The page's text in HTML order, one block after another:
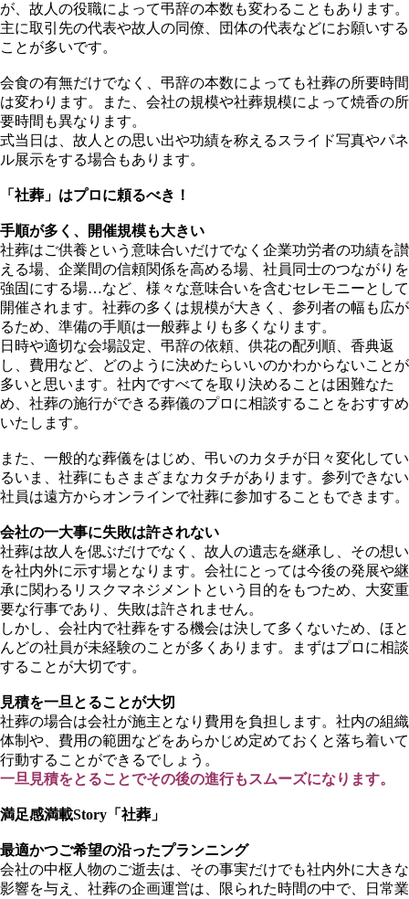
が、故人の役職によって弔辞の本数も変わることもあります。
主に取引先の代表や故人の同僚、団体の代表などにお願いする
ことが多いです。
会食の有無だけでなく、弔辞の本数によっても社葬の所要時間
は変わります。また、会社の規模や社葬規模によって焼香の所
要時間も異なります。
式当日は、故人との思い出や功績を称えるスライド写真やパネ
ル展示をする場合もあります。
「社葬」はプロに頼るべき！
手順が多く、開催規模も大きい
社葬はご供養という意味合いだけでなく企業功労者の功績を讃
える場、企業間の信頼関係を高める場、社員同士のつながりを
強固にする場…など、様々な意味合いを含むセレモニーとして
開催されます。社葬の多くは規模が大きく、参列者の幅も広が
るため、準備の手順は一般葬よりも多くなります。
日時や適切な会場設定、弔辞の依頼、供花の配列順、香典返
し、費用など、どのように決めたらいいのかわからないことが
多いと思います。社内ですべてを取り決めることは困難なた
め、社葬の施行ができる葬儀のプロに相談することをおすすめ
いたします。
また、一般的な葬儀をはじめ、弔いのカタチが日々変化してい
るいま、社葬にもさまざまなカタチがあります。参列できない
社員は遠方からオンラインで社葬に参加することもできます。
会社の一大事に失敗は許されない
社葬は故人を偲ぶだけでなく、故人の遺志を継承し、その想い
を社内外に示す場となります。会社にとっては今後の発展や継
承に関わるリスクマネジメントという目的をもつため、大変重
要な行事であり、失敗は許されません。
しかし、会社内で社葬をする機会は決して多くないため、ほと
んどの社員が未経験のことが多くあります。まずはプロに相談
することが大切です。
見積を一旦とることが大切
社葬の場合は会社が施主となり費用を負担します。社内の組織
体制や、費用の範囲などをあらかじめ定めておくと落ち着いて
行動することができるでしょう。
一旦見積をとることでその後の進行もスムーズになります。
満足感満載Story 「社葬」
最適かつご希望の沿ったプランニング
会社の中枢人物のご逝去は、その事実だけでも社内外に大きな
影響を与え、社葬の企画運営は、限られた時間の中で、日常業